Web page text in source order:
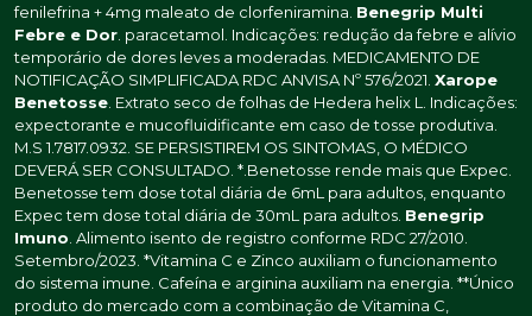
fenilefrina + 4mg maleato de clorfeniramina. Benegrip Multi
Febre e Dor . paracetamol. Indicações: redução da febre e alívio
temporário de dores leves a moderadas. MEDICAMENTO DE
NOTIFICAÇÃO SIMPLIFICADA RDC ANVISA Nº 576/2021. Xarope
Benetosse . Extrato seco de folhas de Hedera helix L. Indicações:
expectorante e mucofluidificante em caso de tosse produtiva.
M.S 1.7817.0932. SE PERSISTIREM OS SINTOMAS, O MÉDICO
DEVERÁ SER CONSULTADO. *.Benetosse rende mais que Expec.
Benetosse tem dose total diária de 6mL para adultos, enquanto
Expec tem dose total diária de 30mL para adultos. Benegrip
Imuno . Alimento isento de registro conforme RDC 27/2010.
Setembro/2023. *Vitamina C e Zinco auxiliam o funcionamento
do sistema imune. Cafeína e arginina auxiliam na energia. **Único
produto do mercado com a combinação de Vitamina C,